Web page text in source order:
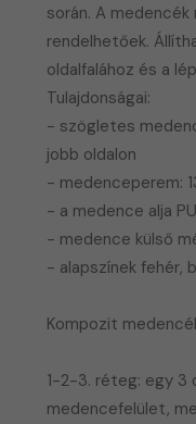
során. A medencék
rendelhetőek.
oldalfalához és a
Tulajdonságai:
- szögletes
jobb oldalon
- medenceperem:
- a medence alja
- medence külső
- alapszínek fehér,
Kompozit
1-2-3. réteg: egy 3
medencefelület,